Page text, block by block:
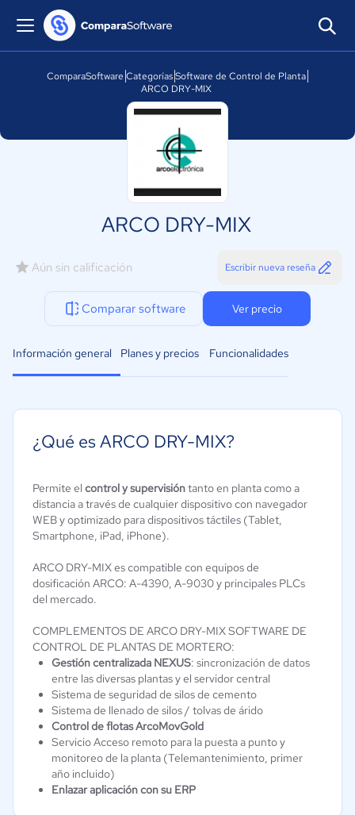
ComparaSoftware CategoríasSoftware de Control de Planta
ARCO DRY-MIX
ARCO DRY-MIX
Aún sin calificación Escribir nueva reseña
Comparar software Ver precio
Información general Planes y precios Funcionalidades
¿Qué es ARCO DRY-MIX?
Permite el control y supervisióntanto en planta como a
distancia a través de cualquier dispositivo con navegador
WEB y optimizado para dispositivos táctiles (Tablet,
Smartphone, iPad, iPhone).
ARCO DRY-MIX es compatible con equipos de
dosificación ARCO: A-4390, A-9030 y principales PLCs
del mercado.
COMPLEMENTOS DE ARCO DRY-MIX SOFTWARE DE
CONTROL DE PLANTAS DE MORTERO:
Gestión centralizada NEXUS: sincronización de datos
entre las diversas plantas y el servidor central
Sistema de seguridad de silos de cemento
Sistema de llenado de silos / tolvas de árido
Control de flotas ArcoMovGold
Servicio Acceso remoto para la puesta a punto y
monitoreo de la planta (Telemantenimiento, primer
año incluido)
Enlazar aplicación con su ERP